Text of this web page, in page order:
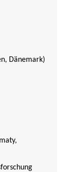
Dänemark)